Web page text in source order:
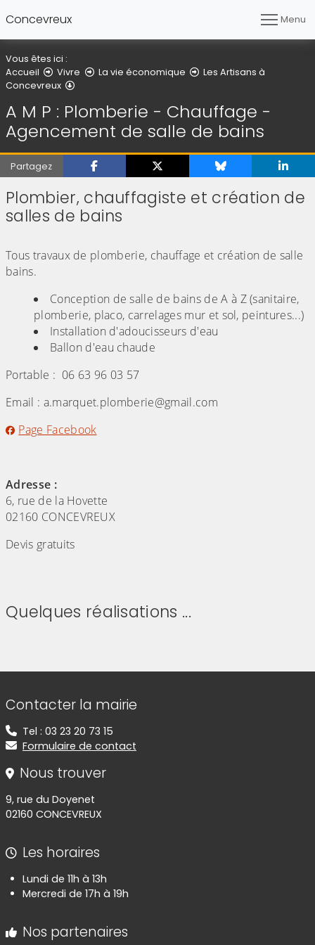
Concevreux Menu
Vous êtes ici :
Accueil
Vivre La vie économique
Les Artisans à
Concevreux
A M P : Plomberie - Chauffage -
Agencement de salle de bains
Partagez
Plombier, chauffagiste et création de
salles de bains
Tous travaux de plomberie, chauffage et création de salle
bains.
Conception de salle de bains de A à Z (sanitaire,
plomberie, placo, carrelages mur et sol, peintures...)
Installation d'adoucisseurs d'eau
Ballon d'eau chaude
Portable : 06 63 96 03 57
Email : a.marquet.plomberie@gmail.com
Page Facebook
Adresse :
6, rue de la Hovette
02160 CONCEVREUX
Devis gratuits
Quelques réalisations ...
Informations de contact
Contacter la mairie
Tel : 03 23 20 73 15
Formulaire de contact
Nous trouver
9, rue du Doyenet
02160 CONCEVREUX
Les horaires
Lundi de 11h à 13h
Mercredi de 17h à 19h
Nos partenaires